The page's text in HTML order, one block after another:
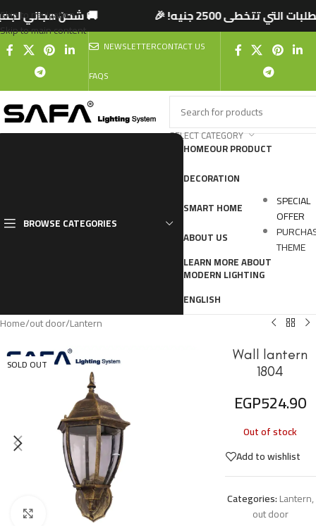
تتخطى 2500 جنيه! 🎉 🚚 شحن مجاني
Skip to navigation
Skip to main content
NEWSLETTERCONTACT US
FAQS
SELECT CATEGORY
BROWSE CATEGORIES
HOMEOUR PRODUCT
DECORATION
SMART HOME
ABOUT US
LEARN MORE ABOUT
MODERN LIGHTING
ENGLISH
SPECIAL
OFFER
THEME
Home/out door/Lantern
SOLD OUT
Click to enlarge
Wall lantern
1804
EGP524.90
Out of stock
Add to wishlist
Categories:Lantern,
out door